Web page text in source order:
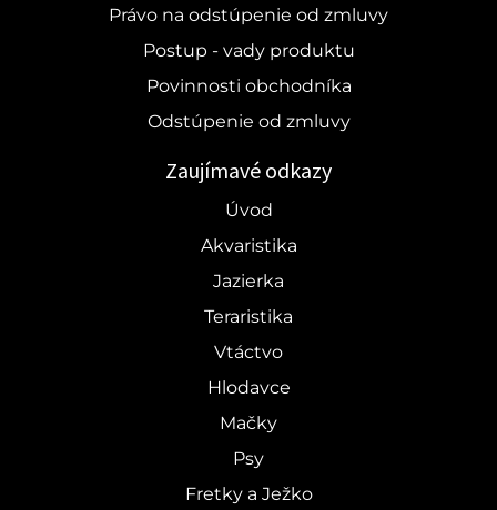
Právo na odstúpenie od zmluvy
Postup - vady produktu
Povinnosti obchodníka
Odstúpenie od zmluvy
Zaujímavé odkazy
Úvod
Akvaristika
Jazierka
Teraristika
Vtáctvo
Hlodavce
Mačky
Psy
Fretky a Ježko